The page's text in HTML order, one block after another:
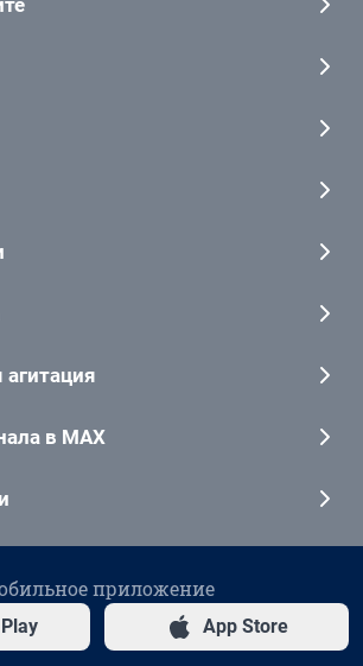
в MAX
приложение
App Store